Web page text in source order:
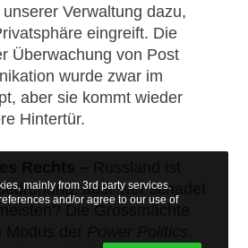
Verwaltung dazu,
eingreift. Die
Überwachung von Post
wurde zwar im
aber sie kommt wieder
Hintertür.
aber wer schadet
Die Grossmächte
mainly from 3rd party services.
and/or agree to our use of